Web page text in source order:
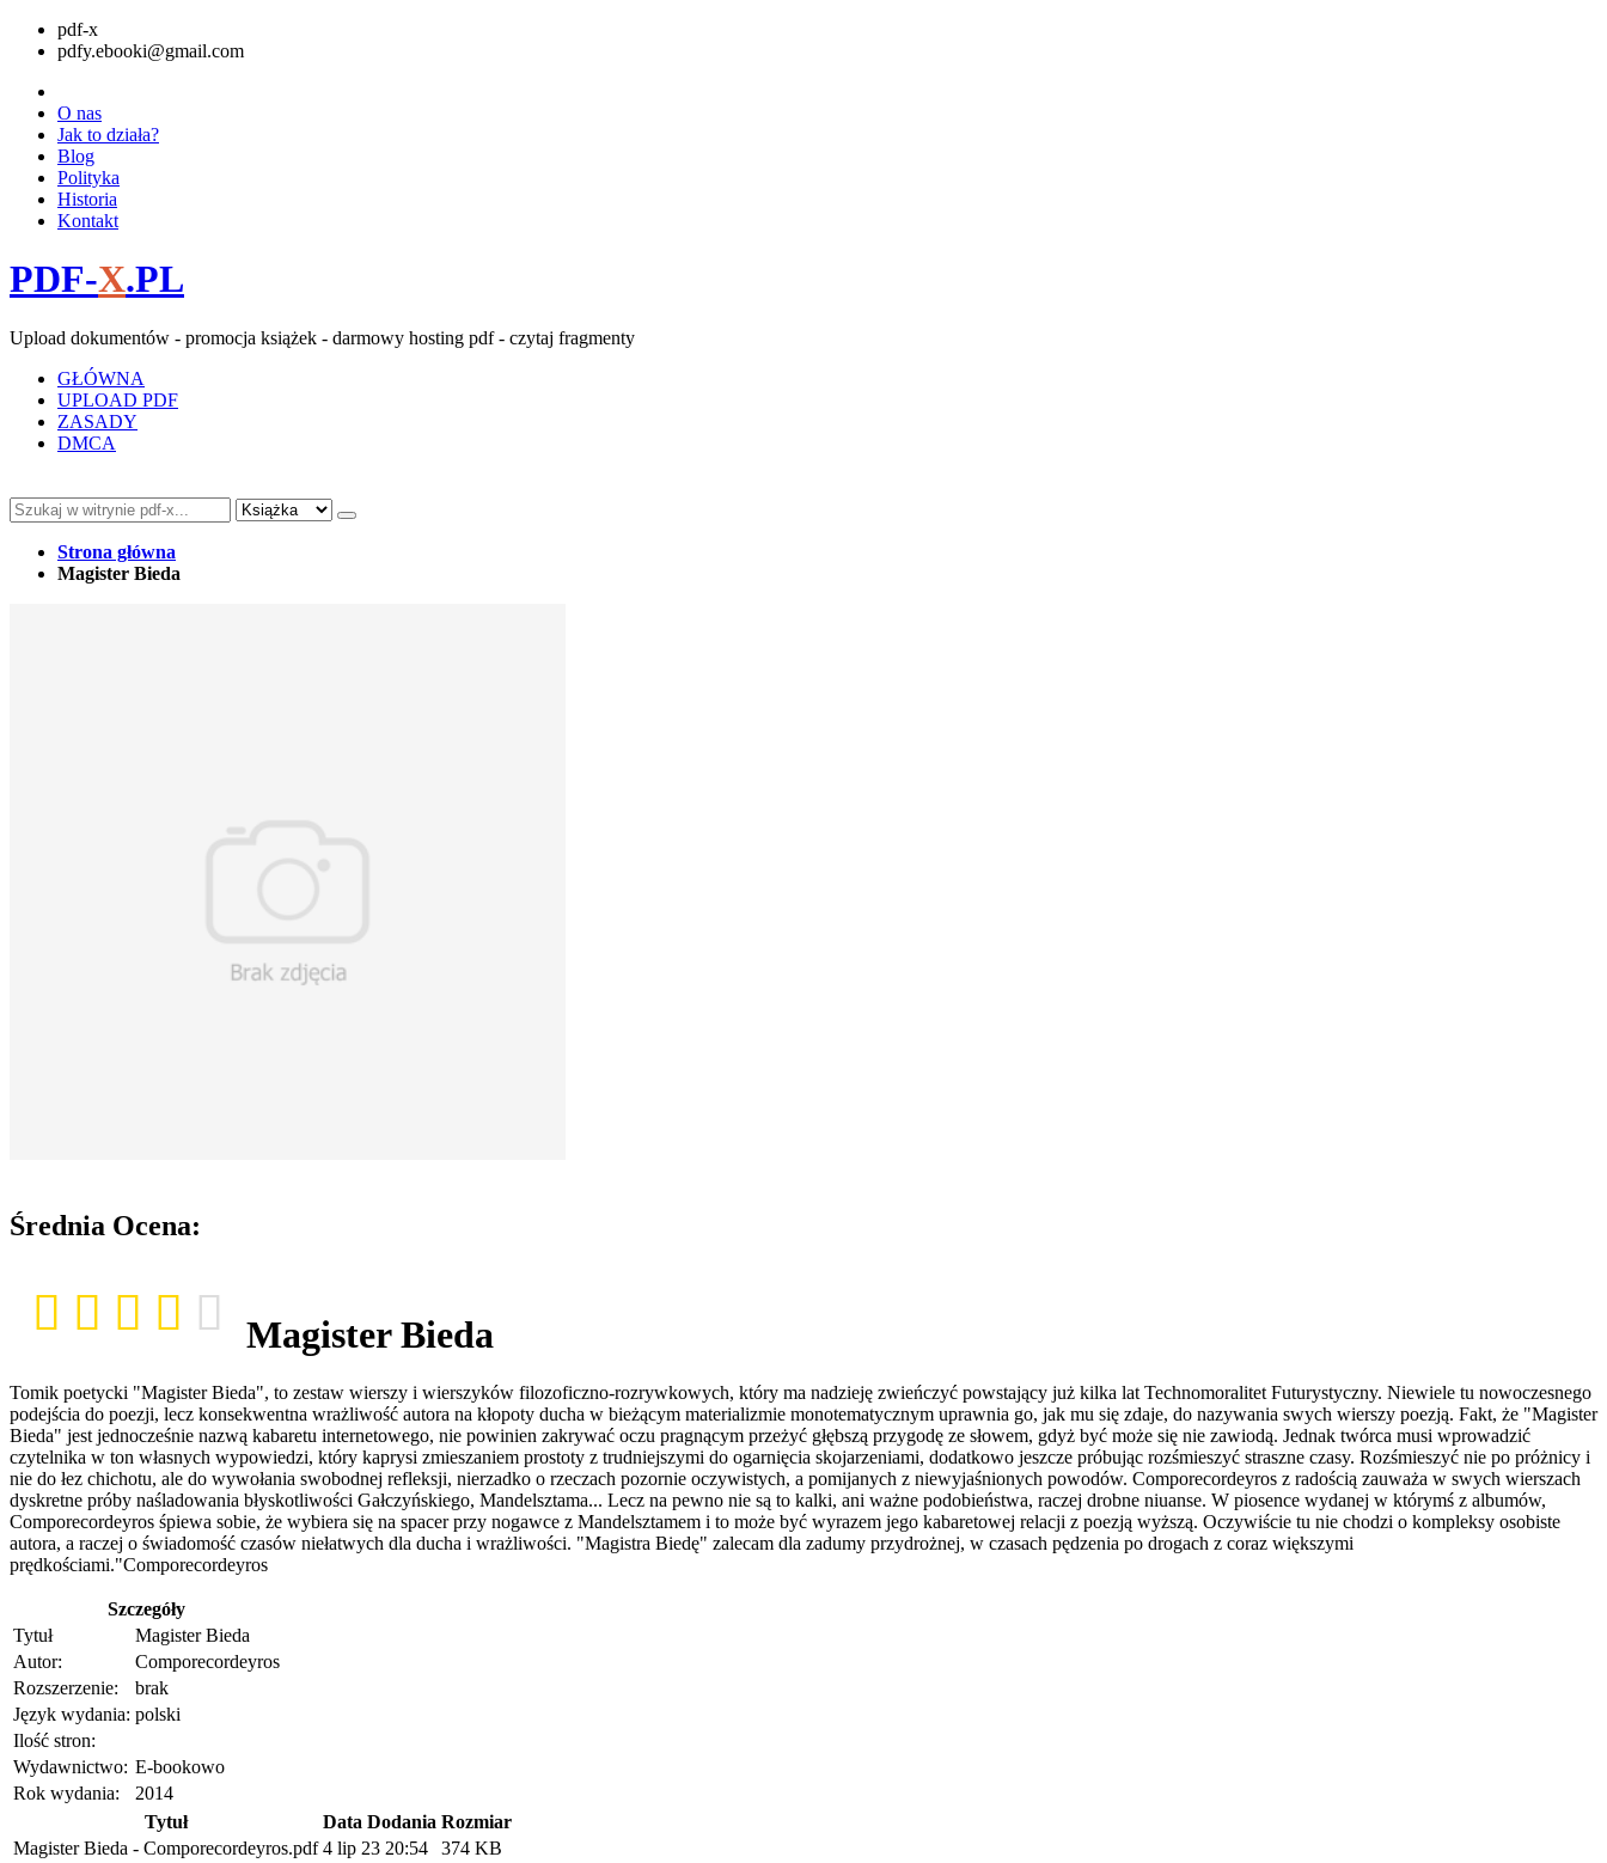
pdf-x
pdfy.ebooki@gmail.com
O nas
Jak to działa?
Blog
Polityka
Historia
Kontakt
PDF-X.PL
Upload dokumentów - promocja książek - darmowy hosting pdf - czytaj fragmenty
GŁÓWNA
UPLOAD PDF
ZASADY
DMCA
Strona główna
Magister Bieda
Średnia Ocena:
Magister Bieda
Tomik poetycki "Magister Bieda", to zestaw wierszy i wierszyków filozoficzno-rozrywkowych, który ma nadzieję zwieńczyć powstający już kilka lat Technomoralitet Futurystyczny. Niewiele tu nowoczesnego
podejścia do poezji, lecz konsekwentna wrażliwość autora na kłopoty ducha w bieżącym materializmie monotematycznym uprawnia go, jak mu się zdaje, do nazywania swych wierszy poezją. Fakt, że "Magister
Bieda" jest jednocześnie nazwą kabaretu internetowego, nie powinien zakrywać oczu pragnącym przeżyć głębszą przygodę ze słowem, gdyż być może się nie zawiodą. Jednak twórca musi wprowadzić
czytelnika w ton własnych wypowiedzi, który kaprysi zmieszaniem prostoty z trudniejszymi do ogarnięcia skojarzeniami, dodatkowo jeszcze próbując rozśmieszyć straszne czasy. Rozśmieszyć nie po próżnicy i
nie do łez chichotu, ale do wywołania swobodnej refleksji, nierzadko o rzeczach pozornie oczywistych, a pomijanych z niewyjaśnionych powodów. Comporecordeyros z radością zauważa w swych wierszach
dyskretne próby naśladowania błyskotliwości Gałczyńskiego, Mandelsztama... Lecz na pewno nie są to kalki, ani ważne podobieństwa, raczej drobne niuanse. W piosence wydanej w którymś z albumów,
Comporecordeyros śpiewa sobie, że wybiera się na spacer przy nogawce z Mandelsztamem i to może być wyrazem jego kabaretowej relacji z poezją wyższą. Oczywiście tu nie chodzi o kompleksy osobiste
autora, a raczej o świadomość czasów niełatwych dla ducha i wrażliwości. "Magistra Biedę" zalecam dla zadumy przydrożnej, w czasach pędzenia po drogach z coraz większymi
prędkościami."Comporecordeyros
Szczegóły
Tytuł
Magister Bieda
Autor:
Comporecordeyros
Rozszerzenie:
brak
Język wydania: polski
Ilość stron:
Wydawnictwo: E-bookowo
Rok wydania:
2014
Tytuł
Data Dodania Rozmiar
Magister Bieda - Comporecordeyros.pdf 4 lip 23 20:54
374 KB